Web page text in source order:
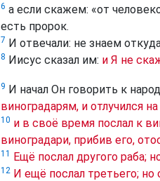
6 а если скажем: «от
есть пророк.
7 И отвечали: не знаем
8 Иисус сказал им: и Я не
9 И начал Он говорить к
виноградарям, и отлучился
10 и в своё время послал к
виноградари, прибив его,
11 Ещё послал другого раба;
12 И ещё послал третьего; но